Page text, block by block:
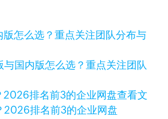
与国内版怎么选？重点关注团队
查看文
2026排名前3的企业网盘